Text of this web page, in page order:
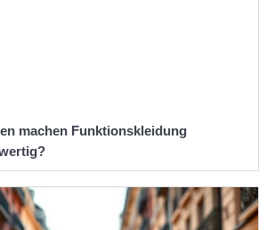
machen Funktionskleidung